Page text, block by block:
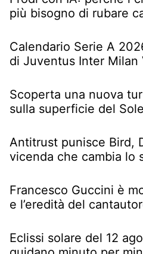
più bisogno di rubare
Calendario Serie A
di Juventus Inter Milan
Scoperta una nuova
sulla superficie del Sole
Antitrust punisce Bird,
vicenda che cambia lo
Francesco Guccini è
e l’eredità del
Eclissi solare del 12